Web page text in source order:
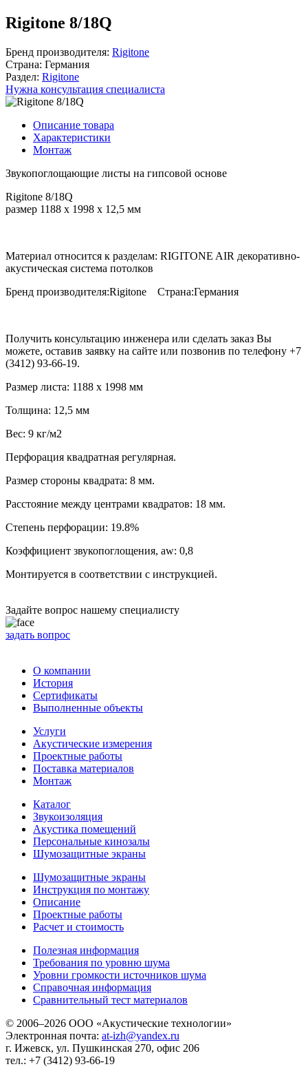
Rigitone 8/18Q
Бренд производителя: Rigitone
Страна: Германия
Раздел: Rigitone
Нужна консультация специалиста
Описание товара
Характеристики
Монтаж
Звукопоглощающие листы на гипсовой основе
Rigitone 8/18Q
размер 1188 х 1998 х 12,5 мм
Материал относится к разделам: RIGITONE AIR декоративно-
акустическая система потолков
Бренд производителя:Rigitone Страна:Германия
Получить консультацию инженера или сделать заказ Вы
можете, оставив заявку на сайте или позвонив по телефону +7
(3412) 93-66-19.
Размер листа: 1188 х 1998 мм
Толщина: 12,5 мм
Вес: 9 кг/м2
Перфорация квадратная регулярная.
Размер стороны квадрата: 8 мм.
Расстояние между центрами квадратов: 18 мм.
Степень перфорации: 19.8%
Коэффициент звукопоглощения, aw: 0,8
Монтируется в соответствии с инструкцией.
Задайте вопрос нашему специалисту
задать вопрос
О компании
История
Сертификаты
Выполненные объекты
Услуги
Акустические измерения
Проектные работы
Поставка материалов
Монтаж
Каталог
Звукоизоляция
Акустика помещений
Персональные кинозалы
Шумозащитные экраны
Шумозащитные экраны
Инструкция по монтажу
Описание
Проектные работы
Расчет и стоимость
Полезная информация
Требования по уровню шума
Уровни громкости источников шума
Справочная информация
Сравнительный тест материалов
© 2006–2026 ООО «Акустические технологии»
Электронная почта: at-izh@yandex.ru
г. Ижевск, ул. Пушкинская 270, офис 206
тел.: +7 (3412) 93-66-19